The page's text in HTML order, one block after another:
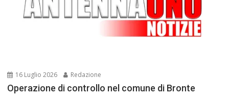
16 Luglio 2026 Redazione
Operazione di controllo nel comune di Bronte